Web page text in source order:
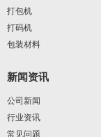
打包机
打码机
包装材料
新闻资讯
公司新闻
行业资讯
常见问题